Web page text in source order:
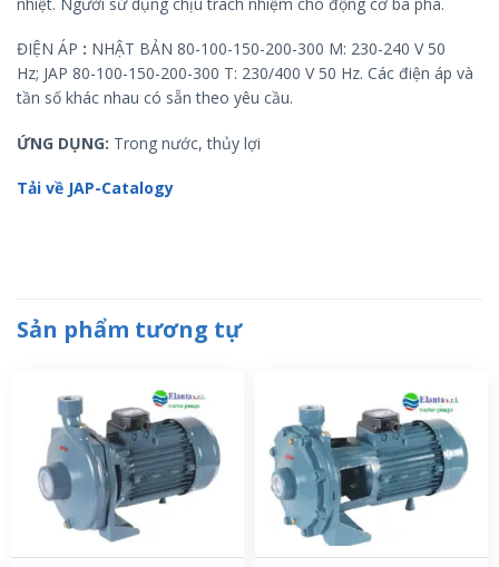
ĐIỆN ÁP : NHẬT BẢN 80-100-150-200-300 M: 230-240 V 50
Hz; JAP 80-100-150-200-300 T: 230/400 V 50 Hz. Các điện áp và
tần số khác nhau có sẵn theo yêu cầu.
ỨNG DỤNG: Trong nước, thủy lợi
Tải về JAP-Catalogy
Sản phẩm tương tự